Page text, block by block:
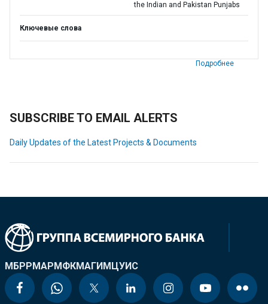
the Indian and Pakistan Punjabs
Ключевые слова
Подробнее
SUBSCRIBE TO EMAIL ALERTS
Daily Updates of the Latest Projects & Documents
МБРРМАРМФКМАГИМЦУИС